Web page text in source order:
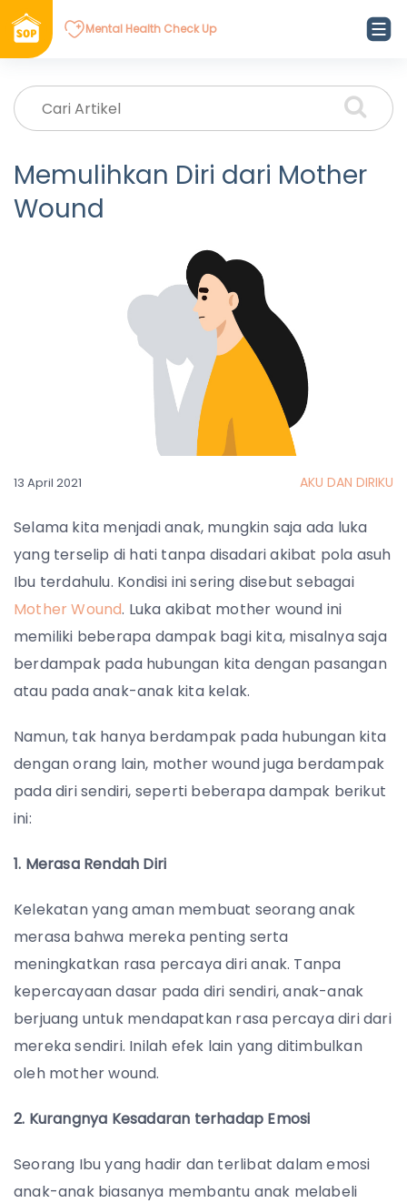
Mental Health Check Up
Memulihkan Diri dari Mother
Wound
13 April 2021 AKU DAN DIRIKU
Selama kita menjadi anak, mungkin saja ada luka
yang terselip di hati tanpa disadari akibat pola asuh
Ibu terdahulu. Kondisi ini sering disebut sebagai
Mother Wound. Luka akibat mother wound ini
memiliki beberapa dampak bagi kita, misalnya saja
berdampak pada hubungan kita dengan pasangan
atau pada anak-anak kita kelak.
Namun, tak hanya berdampak pada hubungan kita
dengan orang lain, mother wound juga berdampak
pada diri sendiri, seperti beberapa dampak berikut
ini:
1. Merasa Rendah Diri
Kelekatan yang aman membuat seorang anak
merasa bahwa mereka penting serta
meningkatkan rasa percaya diri anak. Tanpa
kepercayaan dasar pada diri sendiri, anak-anak
berjuang untuk mendapatkan rasa percaya diri dari
mereka sendiri. Inilah efek lain yang ditimbulkan
oleh mother wound.
2. Kurangnya Kesadaran terhadap Emosi
Seorang Ibu yang hadir dan terlibat dalam emosi
anak-anak biasanya membantu anak melabeli